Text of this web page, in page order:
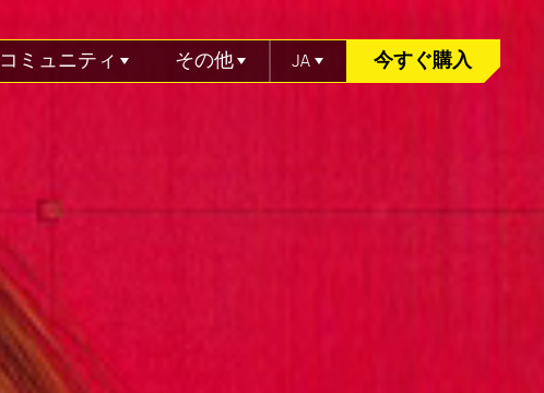
コミュニティ その他 JA 今すぐ購入